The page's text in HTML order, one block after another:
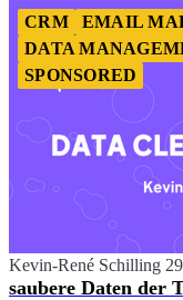
CRM
EMAIL
DATA
SPONSORED
Kevin-René Schilling
saubere Daten der